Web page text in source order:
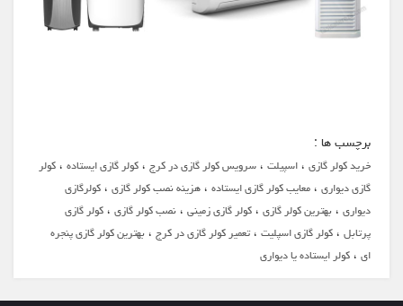
برچسب ها :
خرید کولر گازی،اسپیلت،سرویس کولر گازی در کرج،کولر گازی ایستاده،کولر
گازی دیواری،معایب کولر گازی ایستاده،هزینه نصب کولر گازی،کولرگازی
دیواری،بهترین کولر گازی،کولر گازی زمینی،نصب کولر گازی،کولر گازی
پرتابل،کولر گازی اسپلیت،تعمیر کولر گازی در کرج،بهترین کولر گازی پنجره
ای،کولر ایستاده یا دیواری